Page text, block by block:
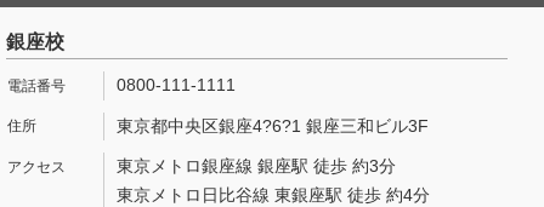
銀座校
0800-111-1111
東京都中央区銀座4?6?1 銀座三和ビル3F
東京メトロ銀座線 銀座駅 徒歩 約3分
東京メトロ日比谷線 東銀座駅 徒歩 約4分